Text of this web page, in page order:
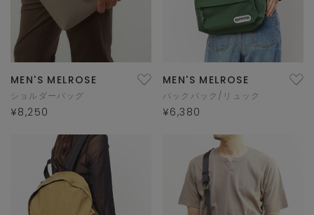
MEN'S MELROSE
ショルダーバッグ
¥8,250
MEN'S MELROSE
バックパック/リュック
¥6,380